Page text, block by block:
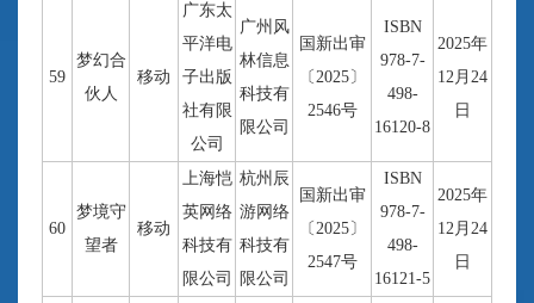
59
梦幻合
伙人
移动
广东太
平洋电
子出版
社有限
公司
广州风
林信息
科技有
限公司
国新出审
〔2025〕
2546号
ISBN
978-7-
498-
16120-8
2025年
12月24
日
60
梦境守
望者
移动
上海恺
英网络
科技有
限公司
杭州辰
游网络
科技有
限公司
国新出审
〔2025〕
2547号
ISBN
978-7-
498-
16121-5
2025年
12月24
日